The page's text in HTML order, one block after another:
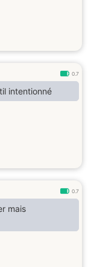
0.7
intentionné
0.7